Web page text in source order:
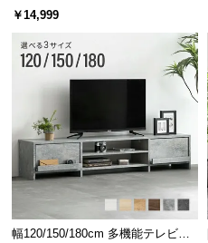
ベッド 8/12/16枚セット
￥14,999
幅120/150/180cm 多機能テレビボ